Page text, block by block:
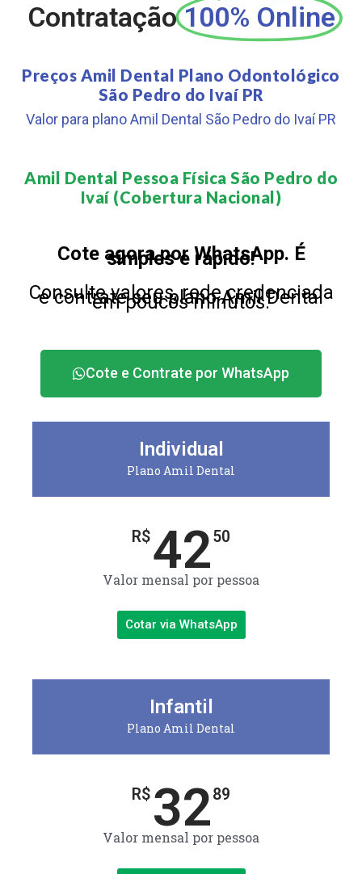
Contratação 100% Online
Preços Amil Dental Plano Odontológico
São Pedro do Ivaí PR
Valor para plano Amil Dental São Pedro do Ivaí PR
Amil Dental Pessoa Física São Pedro do
Ivaí (Cobertura Nacional)​
Cote agora por WhatsApp. É
simples e rápido!
Consulte valores, rede credenciada
e contrate seu plano Amil Dental
em poucos minutos.
Cote e Contrate por WhatsApp
Individual
Plano Amil Dental
R$4250
Valor mensal por pessoa
Cotar via WhatsApp
Infantil
Plano Amil Dental
R$ 3289
Valor mensal por pessoa